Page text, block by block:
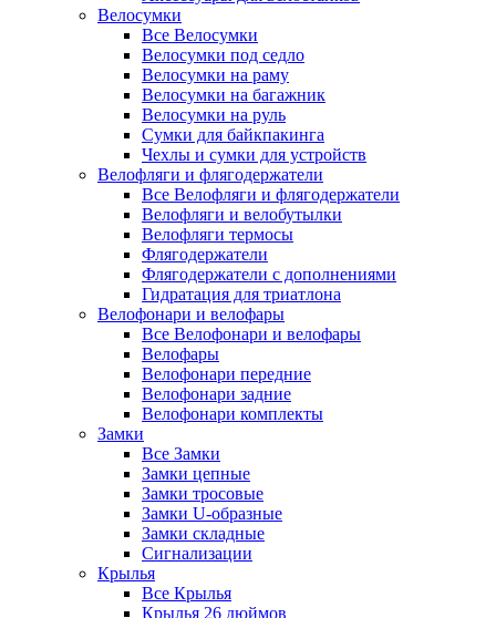
Велосумки
Все Велосумки
Велосумки под седло
Велосумки на раму
Велосумки на багажник
Велосумки на руль
Сумки для байкпакинга
Чехлы и сумки для устройств
Велофляги и флягодержатели
Все Велофляги и флягодержатели
Велофляги и велобутылки
Велофляги термосы
Флягодержатели
Флягодержатели с дополнениями
Гидратация для триатлона
Велофонари и велофары
Все Велофонари и велофары
Велофары
Велофонари передние
Велофонари задние
Велофонари комплекты
Замки
Все Замки
Замки цепные
Замки тросовые
Замки U-образные
Замки складные
Сигнализации
Крылья
Все Крылья
Крылья 26 дюймов